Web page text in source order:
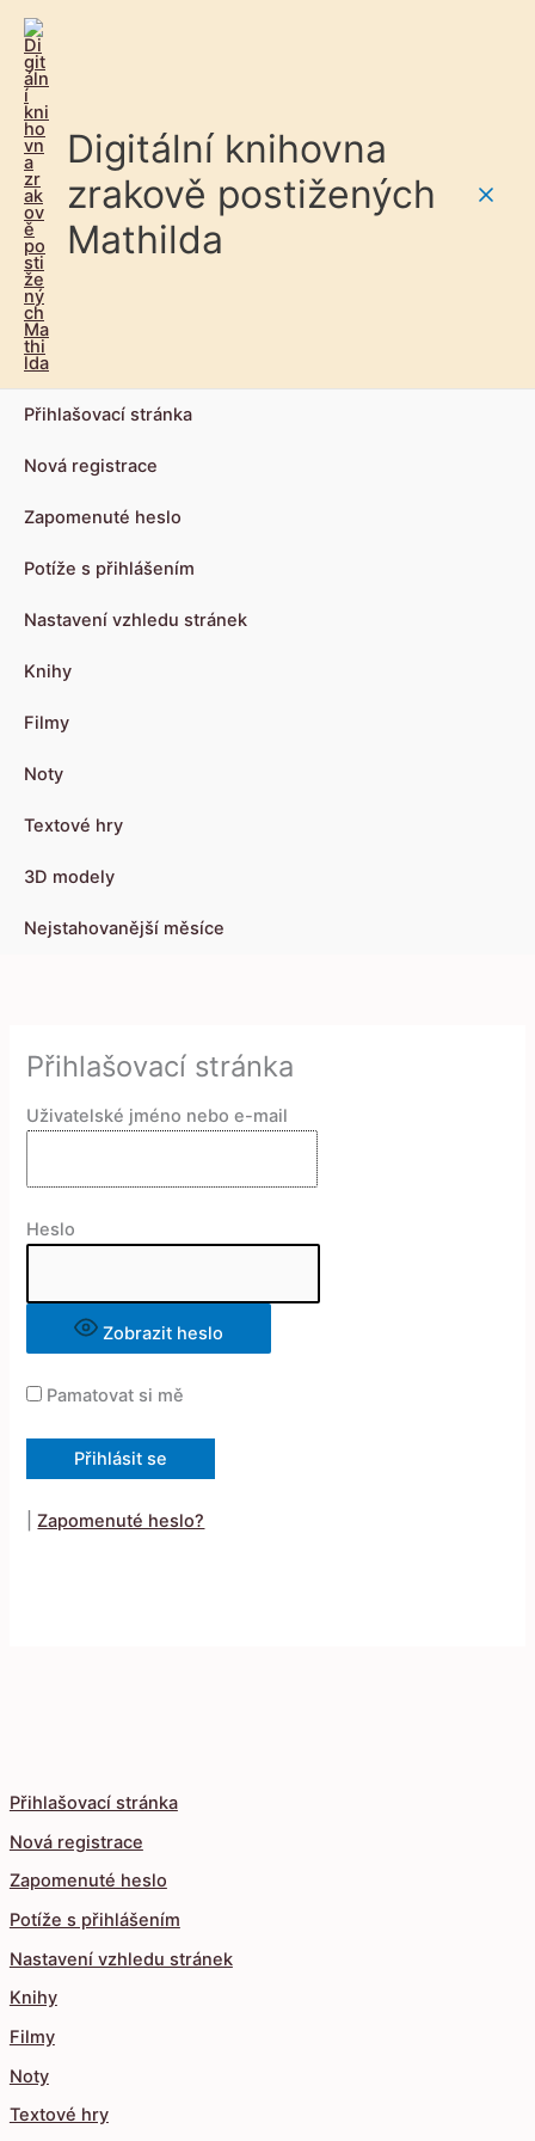
Digitální knihovna
zrakově postižených
Mathilda
Přihlašovací stránka
Nová registrace
Zapomenuté heslo
Potíže s přihlášením
Nastavení vzhledu stránek
Knihy
Filmy
Noty
Textové hry
3D modely
Nejstahovanější měsíce
Přihlašovací stránka
Nová registrace
Zapomenuté heslo
Potíže s přihlášením
Nastavení vzhledu stránek
Knihy
Filmy
Noty
Textové hry
Přihlašovací stránka
Uživatelské jméno nebo e-mail
Heslo
Zobrazit heslo
Pamatovat si mě
|Zapomenuté heslo?